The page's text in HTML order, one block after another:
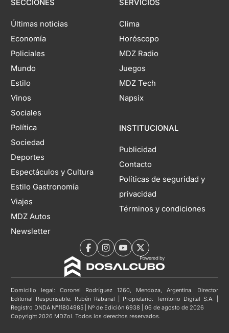
SECCIONES
Últimas noticias
Economía
Policiales
Mundo
Estilo
Vinos
Sociales
Política
Sociedad
Deportes
Espectáculos y Cultura
Estilo Gastronomía
Viajes
MDZ Autos
Newsletter
SERVICIOS
Clima
Horóscopo
MDZ Radio
Juegos
MDZ Tech
Napsix
INSTITUCIONAL
Publicidad
Contacto
Políticas de seguridad y
privacidad
Términos y condiciones
Domicilio legal: Coronel Rodríguez 1260, Mendoza, Argentina. Director
Editorial Responsable: Rubén Rabanal | Propietario: Territorio Digital S.A. |
Registro DNDA N°11804985 | Nº de Edición 6938 | 06 de agosto de 2026
Copyright 2026 MDZol. Todos los derechos reservados.